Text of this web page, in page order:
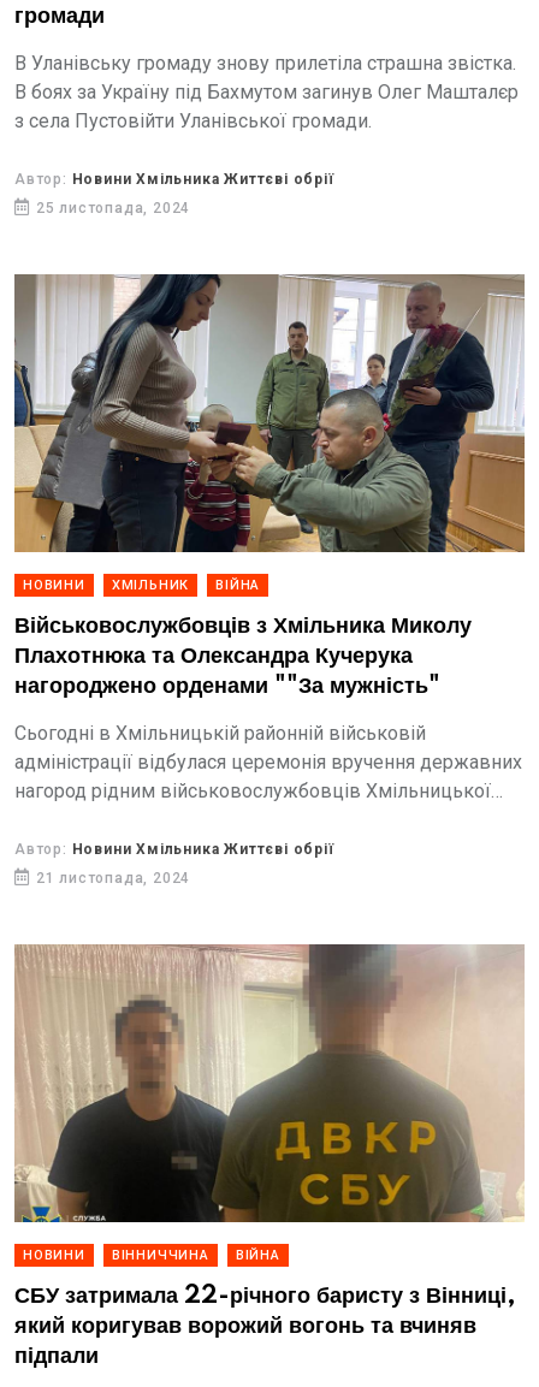
громади
В Уланівську громаду знову прилетіла страшна звістка.
В боях за Україну під Бахмутом загинув Олег Машталєр
з села Пустовійти Уланівської громади.
Автор: Новини Хмільника Життєві обрії
25 листопада, 2024
НОВИНИ ХМІЛЬНИК ВІЙНА
Військовослужбовців з Хмільника Миколу
Плахотнюка та Олександра Кучерука
нагороджено орденами ""За мужність"
Сьогодні в Хмільницькій районній військовій
адміністрації відбулася церемонія вручення державних
нагород рідним військовослужбовців Хмільницької
Автор: Новини Хмільника Життєві обрії
21 листопада, 2024
НОВИНИ ВІННИЧЧИНА ВІЙНА
СБУ затримала 22-річного баристу з Вінниці,
який коригував ворожий вогонь та вчиняв
підпали